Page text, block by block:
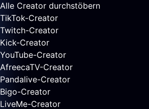
Alle Creator durchstöbern
TikTok-Creator
Twitch-Creator
Kick-Creator
YouTube-Creator
AfreecaTV-Creator
Pandalive-Creator
Bigo-Creator
LiveMe-Creator